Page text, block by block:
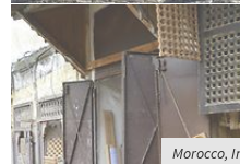
Morocco,